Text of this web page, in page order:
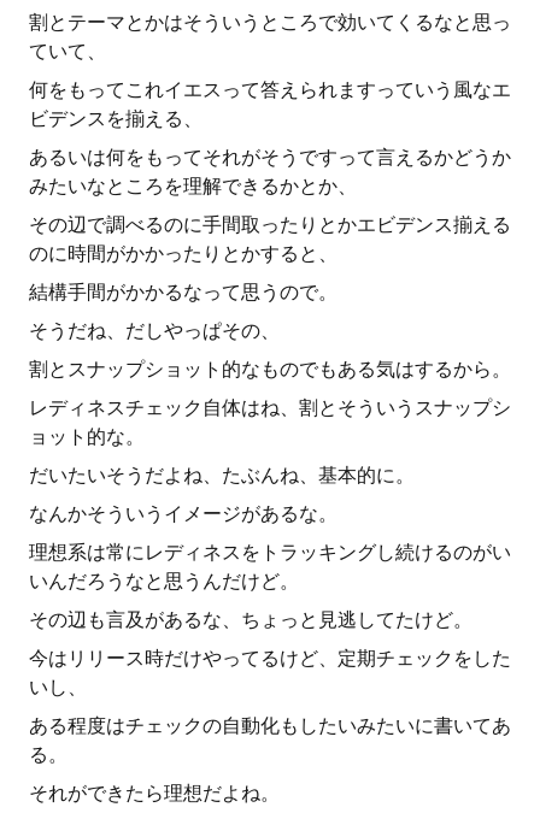
割とテーマとかはそういうところで効いてくるなと思っ
ていて、
何をもってこれイエスって答えられますっていう風なエ
ビデンスを揃える、
あるいは何をもってそれがそうですって言えるかどうか
みたいなところを理解できるかとか、
その辺で調べるのに手間取ったりとかエビデンス揃える
のに時間がかかったりとかすると、
結構手間がかかるなって思うので。
そうだね、だしやっぱその、
割とスナップショット的なものでもある気はするから。
レディネスチェック自体はね、割とそういうスナップシ
ョット的な。
だいたいそうだよね、たぶんね、基本的に。
なんかそういうイメージがあるな。
理想系は常にレディネスをトラッキングし続けるのがい
いんだろうなと思うんだけど。
その辺も言及があるな、ちょっと見逃してたけど。
今はリリース時だけやってるけど、定期チェックをした
いし、
ある程度はチェックの自動化もしたいみたいに書いてあ
る。
それができたら理想だよね。